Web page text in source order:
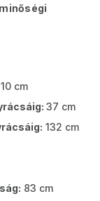
cm
37 cm
132 cm
83 cm